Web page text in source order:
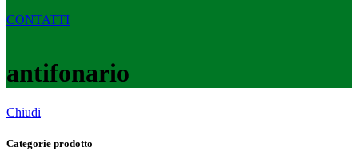
CONTATTI
antifonario
Chiudi
Categorie prodotto